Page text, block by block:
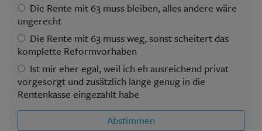
Die Rente mit 63 muss bleiben, alles andere wäre
ungerecht
Die Rente mit 63 muss weg, sonst scheitert das
komplette Reformvorhaben
Ist mir eher egal, weil ich eh ausreichend privat
vorgesorgt und zusätzlich lange genug in die
Rentenkasse eingezahlt habe
Abstimmen